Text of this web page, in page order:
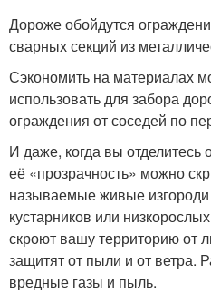
Дороже обойдутся
сварных секций из
Сэкономить на материалах
использовать для забора
ограждения от соседей по
И даже, когда вы отделитесь
её «прозрачность» можно
называемые живые изгороди
кустарников или
скроют вашу территорию от
защитят от пыли и от ветра.
вредные газы и пыль.